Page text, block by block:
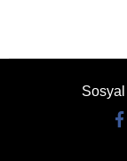
Sosyal